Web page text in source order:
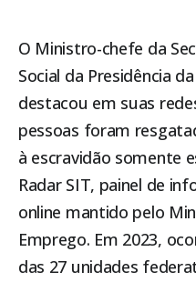
O Ministro-chefe da
Social da Presidência
destacou em suas
pessoas foram
à escravidão somente
Radar SIT, painel de
online mantido pelo
Emprego. Em 2023,
das 27 unidades